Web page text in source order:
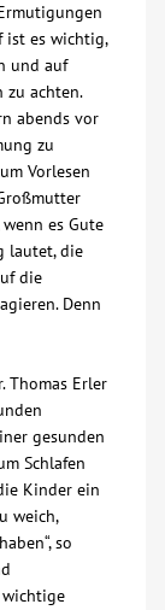
ist es wichtig,
und auf
zu achten.
abends vor
zu
Vorlesen
es Gute
lautet, die
die
Denn
Thomas Erler
gesunden
Schlafen
Kinder ein
weich,
so
wichtige